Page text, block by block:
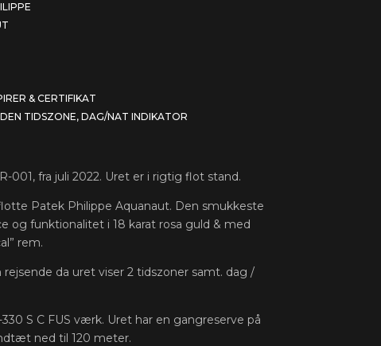
& CERTIFIKAT
TIDSZONE, DAG/NAT INDIKATOR
001, fra juli 2022. Uret er i rigtig flot stand.
Patek Philippe Aquanaut. Den smukkeste
og funktionalitet i 18 karat rosa guld & med
rem.
da uret viser 2 tidszoner samt. dag /
S C FUS værk. Uret har en gangreserve på
ned til 120 meter.